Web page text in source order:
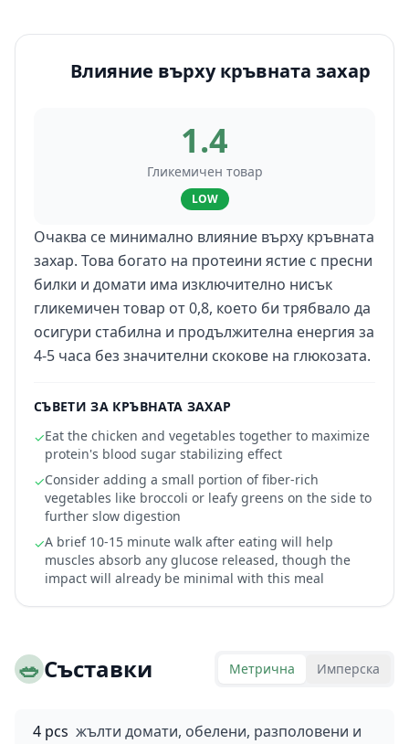
Влияние върху кръвната захар
1.4
Гликемичен товар
LOW
Очаква се минимално влияние върху кръвната
захар. Това богато на протеини ястие с пресни
билки и домати има изключително нисък
гликемичен товар от 0,8, което би трябвало да
осигури стабилна и продължителна енергия за
4-5 часа без значителни скокове на глюкозата.
СЪВЕТИ ЗА КРЪВНАТА ЗАХАР
✓Eat the chicken and vegetables together to maximize
protein's blood sugar stabilizing effect
✓Consider adding a small portion of fiber-rich
vegetables like broccoli or leafy greens on the side to
further slow digestion
✓A brief 10-15 minute walk after eating will help
muscles absorb any glucose released, though the
impact will already be minimal with this meal
🥗Съставки Метрична Имперска
4 pcs жълти домати, обелени, разполовени и